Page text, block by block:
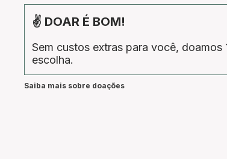
✌ DOAR É BOM!
Sem custos extras para você,
escolha.
Saiba mais sobre doações